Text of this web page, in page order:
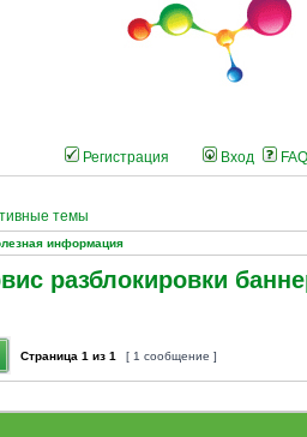
Регистрация Вход FAQ
темы
информация
разблокировки
Страница 1 из 1 [ 1 сообщение ]